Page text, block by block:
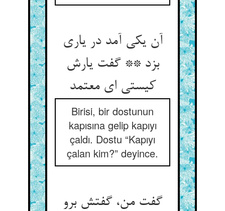
آن یکی آمد در یاری
بزد ** گفت یارش
کیستی ای معتمد
Birisi, bir dostunun
kapısına gelip kapıyı
çaldı. Dostu “Kapıyı
çalan kim?” deyince.
گفت من، گفتش برو